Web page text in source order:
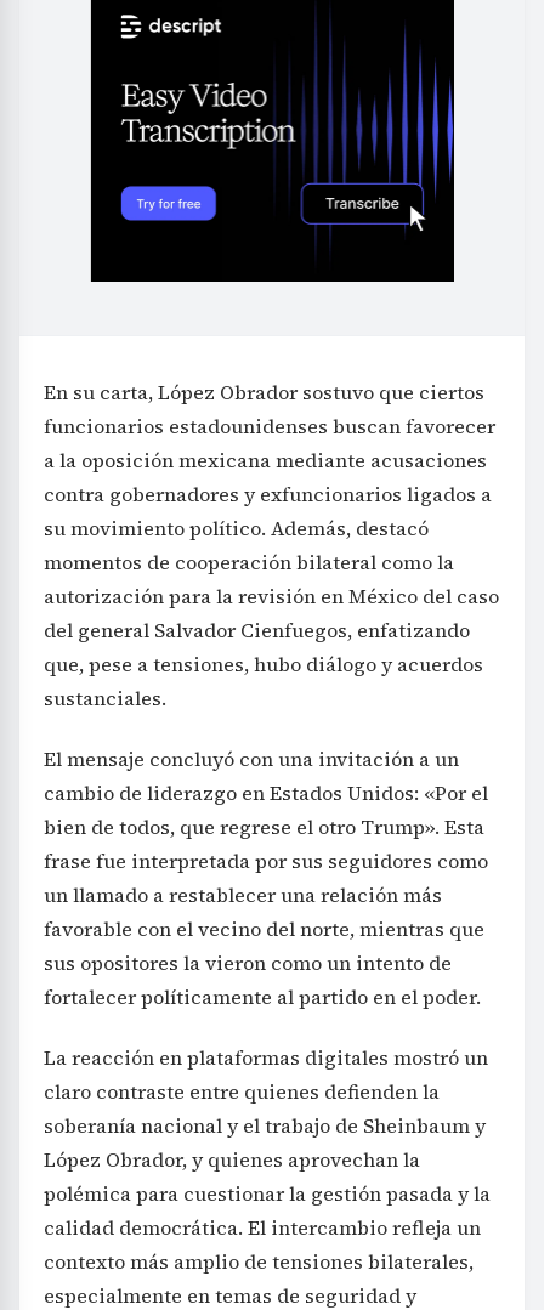
En su carta, López Obrador sostuvo que ciertos
funcionarios estadounidenses buscan favorecer
a la oposición mexicana mediante acusaciones
contra gobernadores y exfuncionarios ligados a
su movimiento político. Además, destacó
momentos de cooperación bilateral como la
autorización para la revisión en México del caso
del general Salvador Cienfuegos, enfatizando
que, pese a tensiones, hubo diálogo y acuerdos
sustanciales.
El mensaje concluyó con una invitación a un
cambio de liderazgo en Estados Unidos: «Por el
bien de todos, que regrese el otro Trump». Esta
frase fue interpretada por sus seguidores como
un llamado a restablecer una relación más
favorable con el vecino del norte, mientras que
sus opositores la vieron como un intento de
fortalecer políticamente al partido en el poder.
La reacción en plataformas digitales mostró un
claro contraste entre quienes defienden la
soberanía nacional y el trabajo de Sheinbaum y
López Obrador, y quienes aprovechan la
polémica para cuestionar la gestión pasada y la
calidad democrática. El intercambio refleja un
contexto más amplio de tensiones bilaterales,
especialmente en temas de seguridad y